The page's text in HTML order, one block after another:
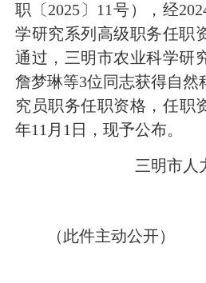
职〔2025〕11号），经
学研究系列高级职务任职
通过，三明市农业科学研
詹梦琳等3位同志获得自然
究员职务任职资格，任职
年11月1日，现予公布。
三明市人力
（此件主动公开）